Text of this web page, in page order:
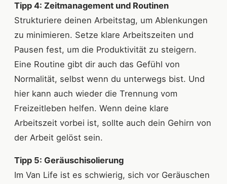
Tipp 4: Zeitmanagement und Routinen
Strukturiere deinen Arbeitstag, um Ablenkungen
zu minimieren. Setze klare Arbeitszeiten und
Pausen fest, um die Produktivität zu steigern.
Eine Routine gibt dir auch das Gefühl von
Normalität, selbst wenn du unterwegs bist. Und
hier kann auch wieder die Trennung vom
Freizeitleben helfen. Wenn deine klare
Arbeitszeit vorbei ist, sollte auch dein Gehirn von
der Arbeit gelöst sein.
Tipp 5: Geräuschisolierung
Im Van Life ist es schwierig, sich vor Geräuschen